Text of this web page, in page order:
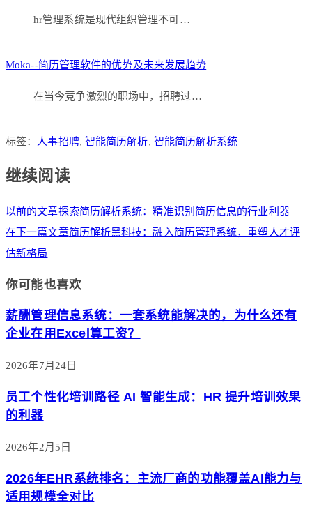
hr管理系统是现代组织管理不可…
Moka--简历管理软件的优势及未来发展趋势
在当今竞争激烈的职场中，招聘过…
标签： 人事招聘, 智能简历解析, 智能简历解析系统
继续阅读
以前的文章探索简历解析系统：精准识别简历信息的行业利器
在下一篇文章简历解析黑科技：融入简历管理系统，重塑人才评
估新格局
你可能也喜欢
薪酬管理信息系统：一套系统能解决的，为什么还有
企业在用Excel算工资？
2026年7月24日
员工个性化培训路径 AI 智能生成：HR 提升培训效果
的利器
2026年2月5日
2026年EHR系统排名：主流厂商的功能覆盖AI能力与
适用规模全对比